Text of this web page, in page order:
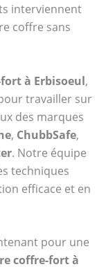
interviennent
coffre sans
à Erbisoeul,
travailler sur
des marques
, ChubbSafe,
. Notre équipe
techniques
efficace et en
pour une
coffre-fort à